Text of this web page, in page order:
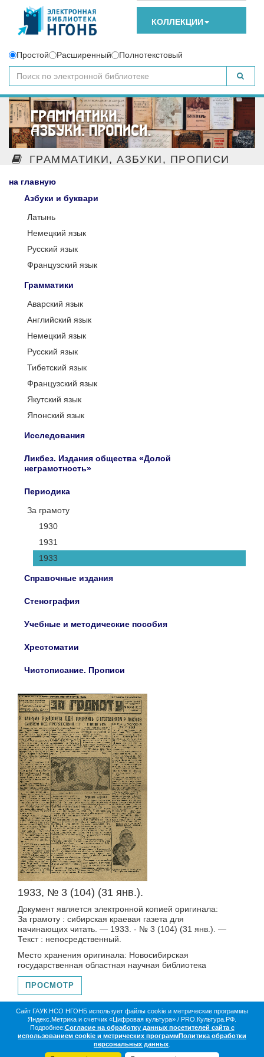
КОЛЛЕКЦИИ
Простой Расширенный Полнотекстовый
ГРАММАТИКИ, АЗБУКИ, ПРОПИСИ
на главную
Азбуки и буквари
Латынь
Немецкий язык
Русский язык
Французский язык
Грамматики
Аварский язык
Английский язык
Немецкий язык
Русский язык
Тибетский язык
Французский язык
Якутский язык
Японский язык
Исследования
Ликбез. Издания общества «Долой
неграмотность»
Периодика
За грамоту
1930
1931
1933
Справочные издания
Стенография
Учебные и методические пособия
Хрестоматии
Чистописание. Прописи
1933, № 3 (104) (31 янв.).
Документ является электронной копией оригинала:
За грамоту : сибирская краевая газета для
начинающих читать. — 1933. - № 3 (104) (31 янв.). —
Текст : непосредственный.
Место хранения оригинала: Новосибирская
государственная областная научная библиотека
ПРОСМОТР
О библиотеке Коллекции
Цифровая жизнь
Документы в оцифровке
Статистика
Контакты
Партнёры
Сайт ГАУК НСО НГОНБ использует файлы cookie и метрические программы
Яндекс.Метрика и счетчик «Цифровая культура» / PRO.Культура.РФ.
Подробнее:Согласие на обработку данных посетителей сайта с
использованием cookie и метрических программПолитика обработки
персональных данных